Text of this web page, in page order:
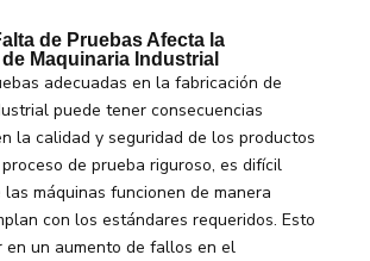
de Pruebas Afecta la
Maquinaria Industrial
adecuadas en la fabricación de
puede tener consecuencias
la calidad y seguridad de los productos
de prueba riguroso, es difícil
máquinas funcionen de manera
con los estándares requeridos. Esto
en un aumento de fallos en el